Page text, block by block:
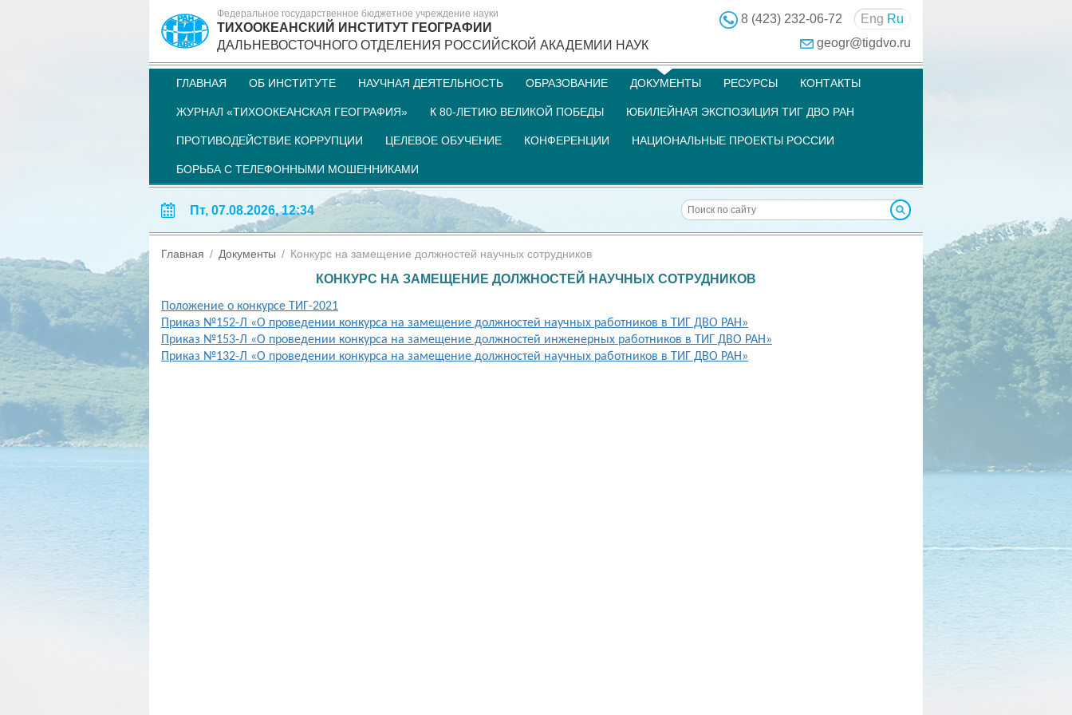
Федеральное государственное бюджетное учреждение науки
ТИХООКЕАНСКИЙ ИНСТИТУТ ГЕОГРАФИИ
ДАЛЬНЕВОСТОЧНОГО ОТДЕЛЕНИЯ РОССИЙСКОЙ АКАДЕМИИ НАУК
8 (423) 232-06-72 Eng Ru
geogr@tigdvo.ru
ГЛАВНАЯ ОБ ИНСТИТУТЕ НАУЧНАЯ ДЕЯТЕЛЬНОСТЬ ОБРАЗОВАНИЕ ДОКУМЕНТЫ РЕСУРСЫ КОНТАКТЫ
ЖУРНАЛ «ТИХООКЕАНСКАЯ ГЕОГРАФИЯ» К 80-ЛЕТИЮ ВЕЛИКОЙ ПОБЕДЫ ЮБИЛЕЙНАЯ ЭКСПОЗИЦИЯ ТИГ ДВО РАН
ПРОТИВОДЕЙСТВИЕ КОРРУПЦИИ ЦЕЛЕВОЕ ОБУЧЕНИЕ КОНФЕРЕНЦИИ НАЦИОНАЛЬНЫЕ ПРОЕКТЫ РОССИИ
БОРЬБА С ТЕЛЕФОННЫМИ МОШЕННИКАМИ
Пт, 07.08.2026, 12:34
Главная Документы Конкурс на замещение должностей научных сотрудников
КОНКУРС НА ЗАМЕЩЕНИЕ ДОЛЖНОСТЕЙ НАУЧНЫХ СОТРУДНИКОВ
Положение о конкурсе ТИГ-2021
Приказ №152-Л «О проведении конкурса на замещение должностей научных работников в ТИГ ДВО РАН»
Приказ №153-Л «О проведении конкурса на замещение должностей инженерных работников в ТИГ ДВО РАН»
Приказ №132-Л «О проведении конкурса на замещение должностей научных работников в ТИГ ДВО РАН»